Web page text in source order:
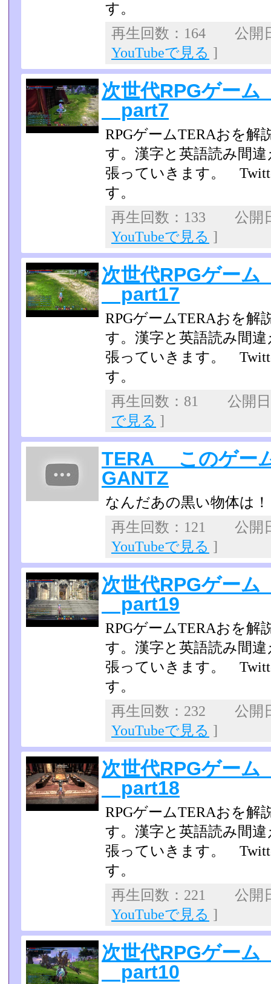
す。
再生回数：164 公開
YouTubeで見る ]
次世代RPGゲー
part7
RPGゲームTERAおを解
す。漢字と英語読み間
張っていきます。
す。
再生回数：133 公開
YouTubeで見る ]
次世代RPGゲー
part17
RPGゲームTERAおを解
す。漢字と英語読み間
張っていきます。
す。
再生回数：81 公開
で見る ]
TERA このゲー
GANTZ
なんだあの黒い物体は
再生回数：121 公開
YouTubeで見る ]
次世代RPGゲー
part19
RPGゲームTERAおを解
す。漢字と英語読み間
張っていきます。
す。
再生回数：232 公開
YouTubeで見る ]
次世代RPGゲー
part18
RPGゲームTERAおを解
す。漢字と英語読み間
張っていきます。
す。
再生回数：221 公開
YouTubeで見る ]
次世代RPGゲー
part10